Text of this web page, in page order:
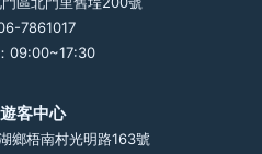
7861017
09:00~17:30
客中心
鄉梧南村光明路163號